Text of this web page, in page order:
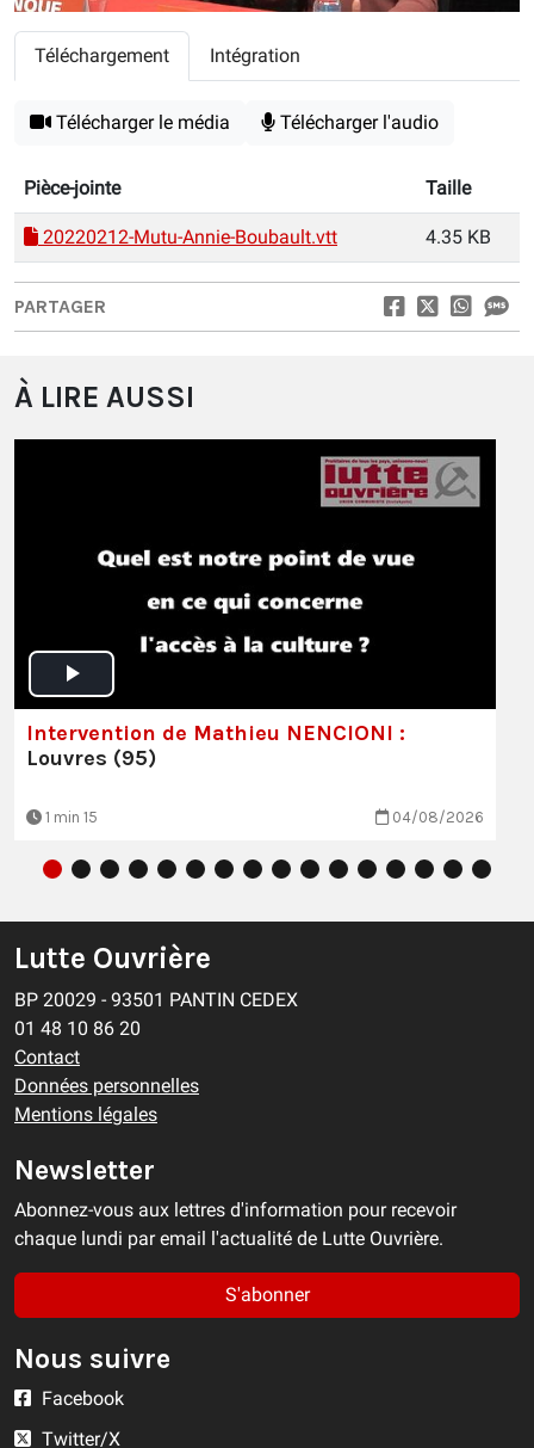
Téléchargement Intégration
Télécharger le média Télécharger l'audio
Pièce-jointe Taille
20220212-Mutu-Annie-Boubault.vtt 4.35 KB
PARTAGER
À LIRE AUSSI
Intervention de Mathieu NENCIONI :
Louvres (95)
1 min 15 04/08/2026
Lutte Ouvrière
BP 20029 - 93501 PANTIN CEDEX
01 48 10 86 20
Contact
Données personnelles
Mentions légales
Newsletter
Abonnez-vous aux lettres d'information pour recevoir
chaque lundi par email l'actualité de Lutte Ouvrière.
S'abonner
Nous suivre
Facebook
Twitter/X